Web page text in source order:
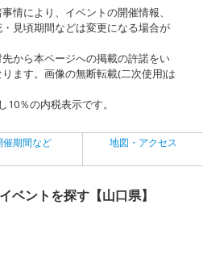
情により、イベントの開催情報、
見頃期間などは変更になる場合が
から本ページへの掲載の許諾をい
ます。画像の無断転載(二次使用)は
％の内税表示です。
催期間など 地図・アクセス
ベントを探す【山口県】